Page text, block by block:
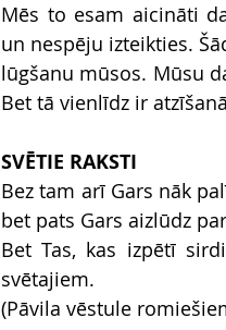
Mēs to esam aicināti
un nespēju izteikties.
lūgšanu mūsos. Mūsu
Bet tā vienlīdz ir
SVĒTIE RAKSTI
Bez tam arī Gars nāk
bet pats Gars aizlūdz
Bet Tas, kas izpētī
svētajiem.
(Pāvila vēstule